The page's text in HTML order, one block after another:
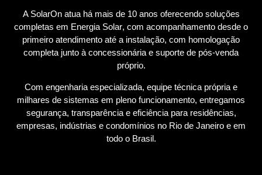
A SolarOnatua há mais de 10 anos oferecendo soluções
completas em Energia Solar, com acompanhamento desde o
primeiro atendimento até a instalação, com homologação
completa junto à concessionária e suporte de pós-venda
próprio.
Com engenharia especializada, equipe técnica própria e
milhares de sistemas em pleno funcionamento, entregamos
segurança, transparência e eficiência para residências,
empresas, indústrias e condomínios no Rio de Janeiro e em
todo o Brasil.